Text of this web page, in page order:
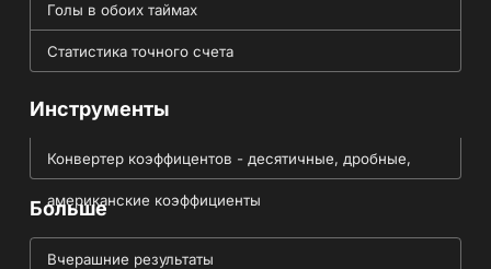
Голы в обоих таймах
Статистика точного счета
Инструменты
Конвертер коэффицентов - десятичные, дробные,
американские коэффициенты
Больше
Вчерашние результаты